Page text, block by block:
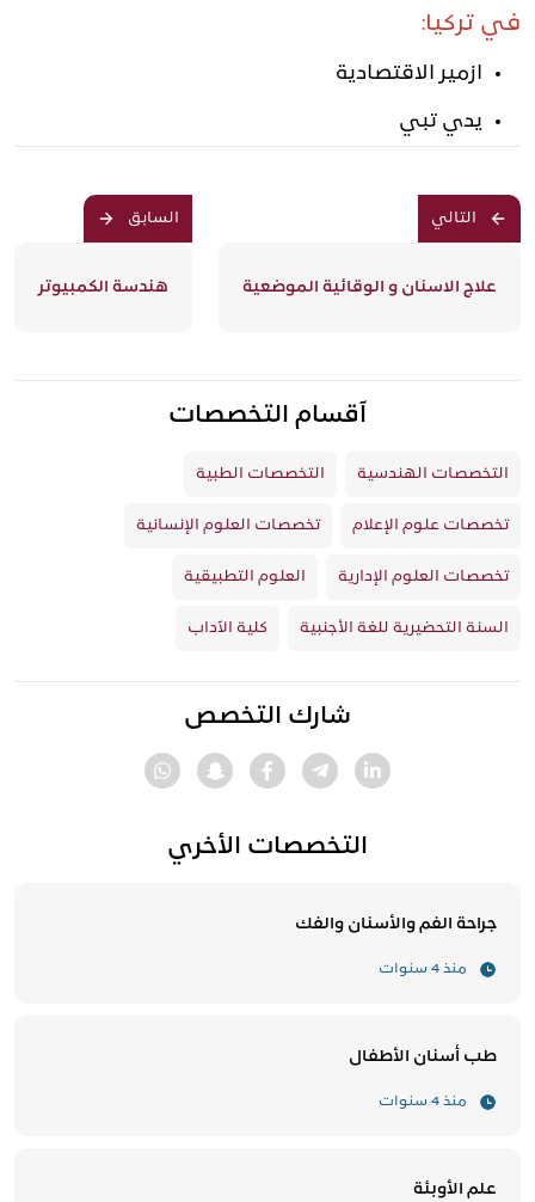
في تركيا:
ازمير الاقتصادية
يدي تبي
التالي
علاج الاسنان و الوقائية الموضعية
السابق
هندسة الكمبيوتر
آقسام التخصصات
التخصصات الهندسية التخصصات الطبية
تخصصات علوم الإعلام تخصصات العلوم الإنسانية
تخصصات العلوم الإدارية العلوم التطبيقية
السنة التحضيرية للغة الأجنبية كلية الآداب
شارك التخصص
التخصصات الأخري
جراحة الفم والأسنان والفك
منذ 4 سنوات
طب أسنان الأطفال
منذ 4 سنوات
علم الأوبئة